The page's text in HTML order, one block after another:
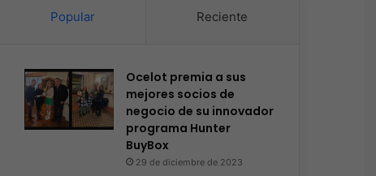
Popular Reciente
Ocelot premia a sus
mejores socios de
negocio de su innovador
programa Hunter
BuyBox
29 de diciembre de 2023